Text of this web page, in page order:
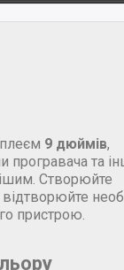
9 дюймів,
програвача та
Створюйте
пристрою.